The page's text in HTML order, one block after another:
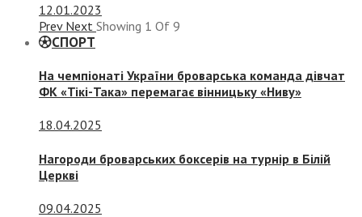
12.01.2023
Prev Next Showing 1 Of 9
СПОРТ
На чемпіонаті України броварська команда дівчат
ФК «Тікі-Така» перемагає вінницьку «Ниву»
18.04.2025
Нагороди броварських боксерів на турнір в Білій
Церкві
09.04.2025